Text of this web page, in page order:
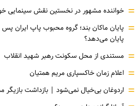
= خواننده مشهور در نخستین نقش
= پایان ماکان بند؛ گروه محبوب پاپ ایران
پایان می‌دهد؟
= مستندی از محل سکونت رهبر شهید انقلاب
= اعلام زمان خاکسپاری مریم همتیان
= اردوغان بی‌خیال نمی‌شود | بازداشت